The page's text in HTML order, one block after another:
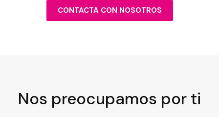
CONTACTA CON NOSOTROS
Nos preocupamos por ti